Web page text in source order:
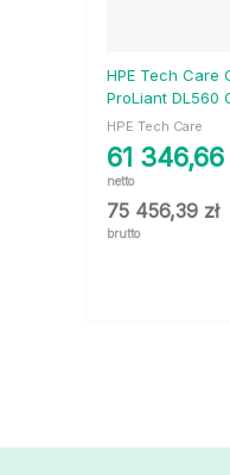
HPE Tech Care
ProLiant DL560
HPE Tech Care
61 346,66
netto
75 456,39 zł
brutto